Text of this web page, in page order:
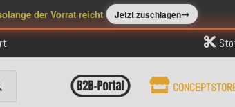
der Vorrat reicht Jetzt zuschlagen➞